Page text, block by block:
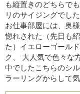
も縦置きのどちらで
リのサイジングでし
お仕事部屋には、奥
惚れされた（先日も
た）イエローゴール
ク、 大人気で色々な
中でしたこちらのシ
ラーリングからして